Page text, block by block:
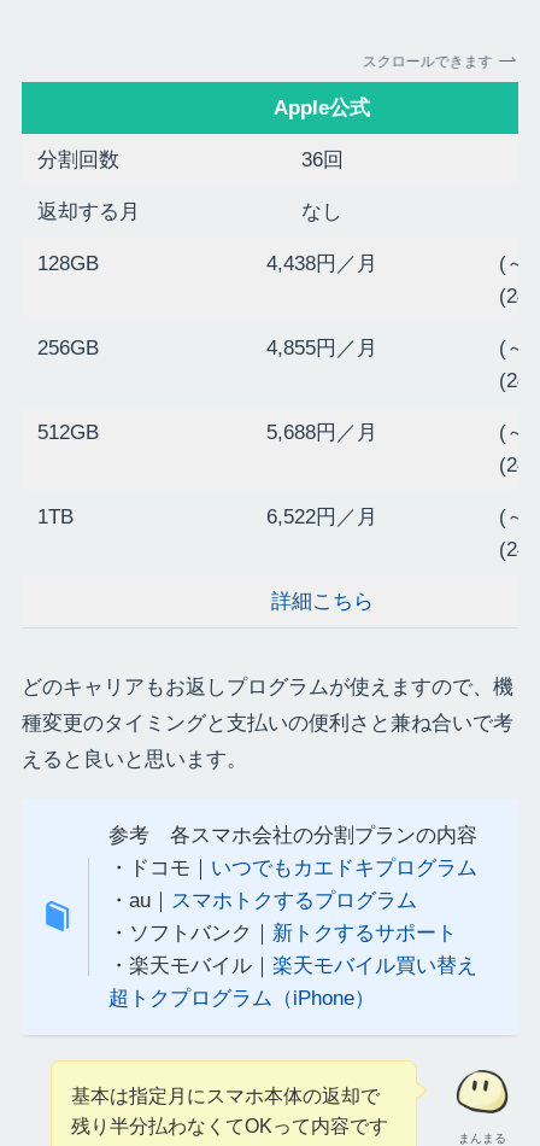
スクロールできます
Apple公式
分割回数 36回
返却する月 なし
128GB 4,438円／月
(～
(24
256GB 4,855円／月
(～
(24
512GB 5,688円／月
(～
(24
1TB 6,522円／月
(～
(24
詳細こちら
どのキャリアもお返しプログラムが使えますので、機
種変更のタイミングと支払いの便利さと兼ね合いで考
えると良いと思います。
参考 各スマホ会社の分割プランの内容
・ドコモ｜ いつでもカエドキプログラム
・au｜ スマホトクするプログラム
・ソフトバンク｜ 新トクするサポート
・楽天モバイル｜楽天モバイル買い替え
超トクプログラム（iPhone）
まんまる
基本は指定月にスマホ本体の返却で
残り半分払わなくてOKって内容です